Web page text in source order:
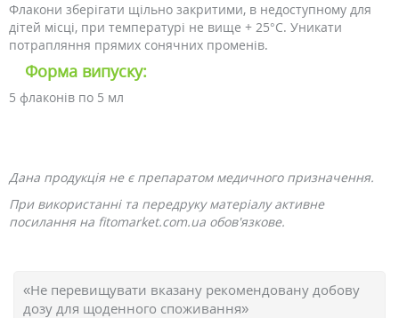
Флакони зберігати щільно закритими, в недоступному для
дітей місці, при температурі не вище + 25°C. Уникати
потрапляння прямих сонячних променів.
Форма випуску:
5 флаконів по 5 мл
Дана продукція не є препаратом медичного призначення.
При використанні та передруку матеріалу активне
посилання на fitomarket.com.ua обов'язкове.
«Не перевищувати вказану рекомендовану добову
дозу для щоденного споживання»